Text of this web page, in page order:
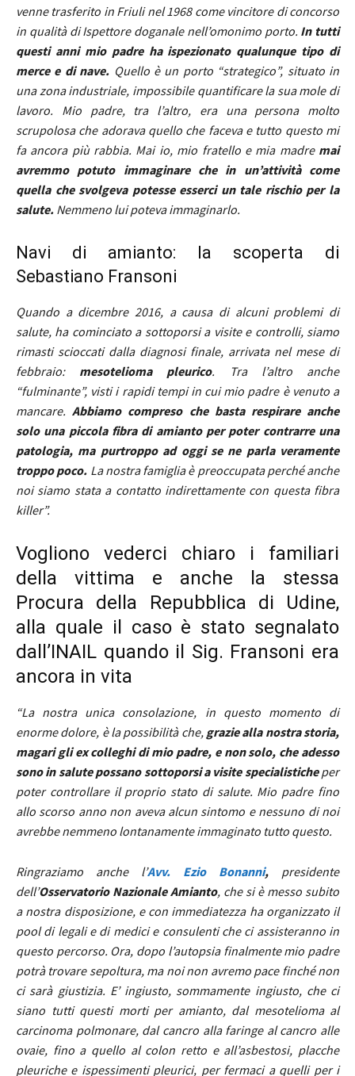
venne trasferito in Friuli nel 1968 come vincitore di concorso
in qualità di Ispettore doganale nell’omonimo porto. In tutti
questi anni mio padre ha ispezionato qualunque tipo di
merce e di nave. Quello è un porto “strategico”, situato in
una zona industriale, impossibile quantificare la sua mole di
lavoro. Mio padre, tra l’altro, era una persona molto
scrupolosa che adorava quello che faceva e tutto questo mi
fa ancora più rabbia. Mai io, mio fratello e mia madre mai
avremmo potuto immaginare che in un’attività come
quella che svolgeva potesse esserci un tale rischio per la
salute. Nemmeno lui poteva immaginarlo.
Navi di amianto: la scoperta di
Sebastiano Fransoni
Quando a dicembre 2016, a causa di alcuni problemi di
salute, ha cominciato a sottoporsi a visite e controlli, siamo
rimasti scioccati dalla diagnosi finale, arrivata nel mese di
febbraio: mesotelioma pleurico. Tra l’altro anche
“fulminante”, visti i rapidi tempi in cui mio padre è venuto a
mancare.Abbiamo compreso che basta respirare anche
solo una piccola fibra di amianto per poter contrarre una
patologia, ma purtroppo ad oggi se ne parla veramente
troppo poco. La nostra famiglia è preoccupata perché anche
noi siamo stata a contatto indirettamente con questa fibra
killer”.
Vogliono vederci chiaro i familiari
della vittima e anche la stessa
Procura della Repubblica di Udine,
alla quale il caso è stato segnalato
dall’INAIL quando il Sig. Fransoni era
ancora in vita
“La nostra unica consolazione, in questo momento di
enorme dolore, è la possibilità che, grazie alla nostra storia,
magari gli ex colleghi di mio padre, e non solo, che adesso
sono in salute possano sottoporsi a visite specialisticheper
poter controllare il proprio stato di salute. Mio padre fino
allo scorso anno non aveva alcun sintomo e nessuno di noi
avrebbe nemmeno lontanamente immaginato tutto questo.
Ringraziamo anche l’Avv. Ezio Bonanni, presidente
dell’Osservatorio Nazionale Amianto, che si è messo subito
a nostra disposizione, e con immediatezza ha organizzato il
pool di legali e di medici e consulenti che ci assisteranno in
questo percorso. Ora, dopo l’autopsia finalmente mio padre
potrà trovare sepoltura, ma noi non avremo pace finché non
ci sarà giustizia. E’ ingiusto, sommamente ingiusto, che ci
siano tutti questi morti per amianto, dal mesotelioma al
carcinoma polmonare, dal cancro alla faringe al cancro alle
ovaie, fino a quello al colon retto e all’asbestosi, placche
pleuriche e ispessimenti pleurici, per fermaci a quelli per i